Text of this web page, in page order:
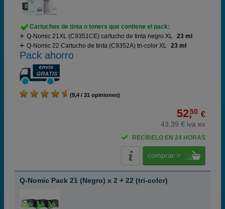
Cartuchos de tinta o toners que contiene el pack:
Q-Nomic 21XL (C9351CE) cartucho de tinta negro XL 23 ml
Q-Nomic 22 Cartucho de tinta (C9352A) tri-color XL 23 ml
Pack ahorro
(9,4 / 31 opiniones)
52,50 €
43,39 € iva ex
RECÍBELO EN 24 HORAS
comprar >
Q-Nomic Pack 21 (Negro) x 2 + 22 (tri-color)